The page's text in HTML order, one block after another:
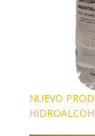
NUEVO